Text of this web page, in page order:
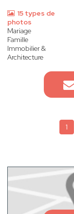
15 types de
photos
Mariage
Famille
Immobilier &
Architecture
1